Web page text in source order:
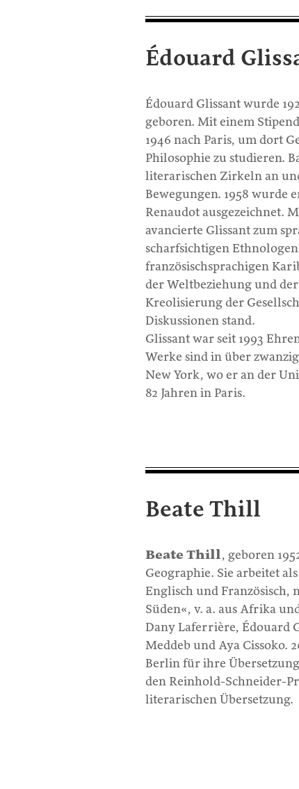
Édouard
Édouard Glissant wurde
geboren. Mit einem
1946 nach Paris, um dort
Philosophie zu studieren.
literarischen Zirkeln an
Bewegungen. 1958 wurde
Renaudot ausgezeichnet.
avancierte Glissant zum
scharfsichtigen
französischsprachigen
der Weltbeziehung und
Kreolisierung der
Diskussionen stand.
Glissant war seit 1993
Werke sind in über
New York, wo er an der
82 Jahren in Paris.
Beate Thill
Beate Thill , geboren
Geographie. Sie arbeitet
Englisch und Französisch,
Süden«, v. a. aus Afrika
Dany Laferrière, Édouard
Meddeb und Aya Cissoko.
Berlin für ihre Übersetzung
den Reinhold-Schneider-
literarischen Übersetzung.